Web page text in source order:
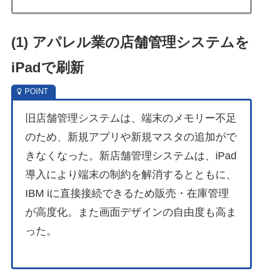
(1) アパレル業の店舗管理システムを
iPadで刷新
旧店舗管理システムは、端末のメモリー不足
のため、新規アプリや新規マスタの追加がで
きなくなった。新店舗管理システムは、iPad
導入により端末の制約を解消するとともに、
IBM iに直接接続できるため販売・在庫管理
が高度化。また画面デザインの自由度も高ま
った。